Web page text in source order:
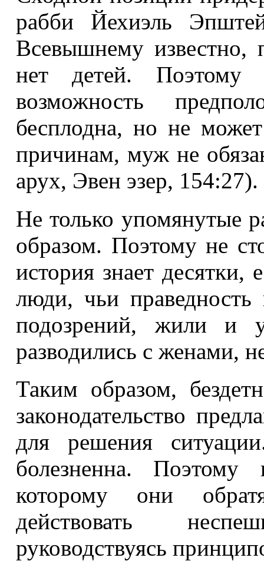
рабби Йехиэль
Всевышнему
нет детей. Поэтому
возможность
бесплодна, но не
причинам, муж не
арух, Эвен эзер, 154:27).
Не только упомянутые
образом. Поэтому не
история знает десятки,
люди, чьи
подозрений, жили и
разводились с женами,
Таким образом,
законодательство
для решения
болезненна.
которому они
действовать
руководствуясь